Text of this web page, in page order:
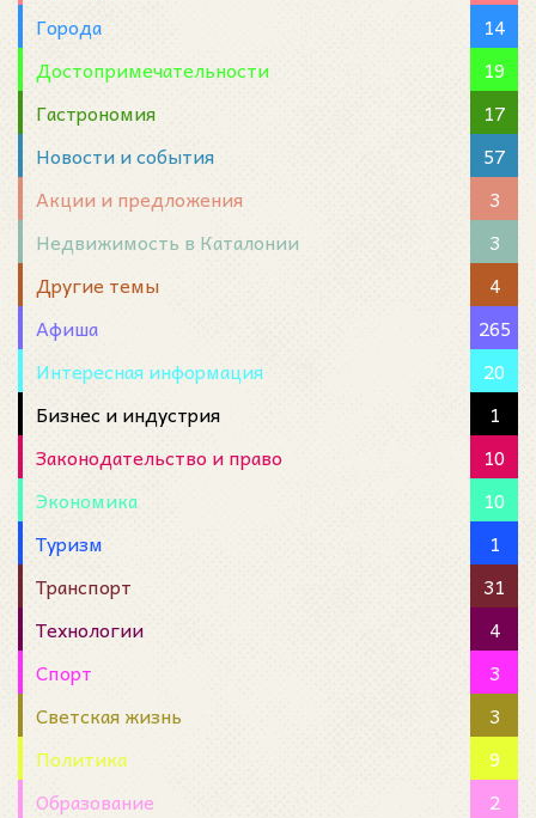
Города
14
Достопримечательности
19
Гастрономия
17
Новости и события
57
Акции и предложения
3
Недвижимость в Каталонии
3
Другие темы
4
Афиша
265
Интересная информация
20
Бизнес и индустрия
1
Законодательство и право
10
Экономика
10
Туризм
1
Транспорт
31
Технологии
4
Спорт
3
Светская жизнь
3
Политика
9
Образование
2